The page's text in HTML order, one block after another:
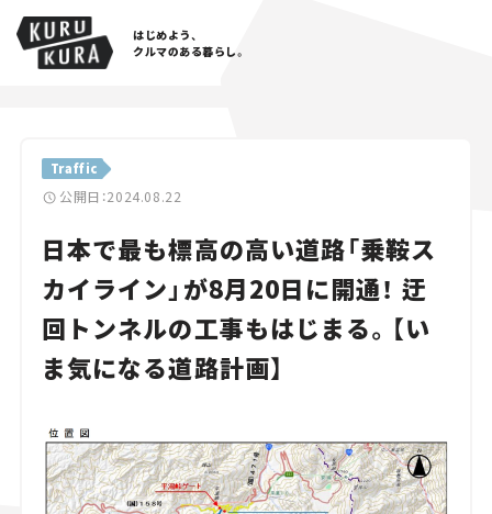
はじめよう、
クルマのある暮らし。
Traffic
公開日：2024.08.22
日本で最も標高の高い道路「乗鞍ス
カイライン」が8月20日に開通！ 迂
回トンネルの工事もはじまる。【い
ま気になる道路計画】
Cars
Lifestyle
Traffic
Special
Campaign
人気のハッシュタグ